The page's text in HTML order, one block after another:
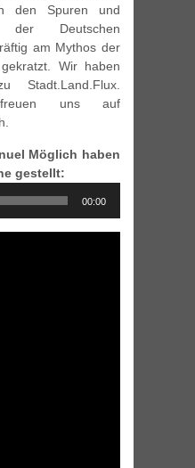
den Spuren und
der Deutschen
am Mythos der
Wir haben
Stadt.Land.Flux.
uns auf
Möglich haben
gestellt:
00:00